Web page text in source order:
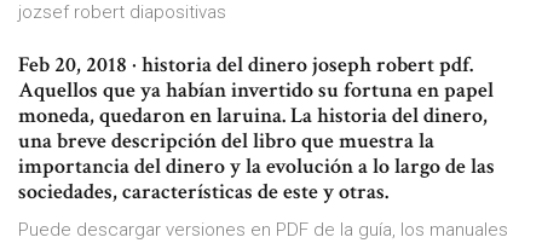
jozsef robert diapositivas
Feb 20, 2018 · historia del dinero joseph robert pdf.
Aquellos que ya habían invertido su fortuna en papel
moneda, quedaron en laruina. La historia del dinero,
una breve descripción del libro que muestra la
importancia del dinero y la evolución a lo largo de las
sociedades, características de este y otras.
Puede descargar versiones en PDF de la guía, los manuales